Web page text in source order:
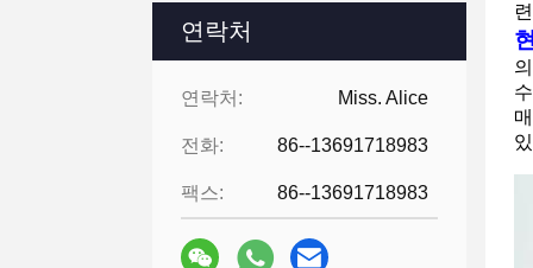
연락처
연락처: Miss. Alice
전화: 86--13691718983
팩스: 86--13691718983
의